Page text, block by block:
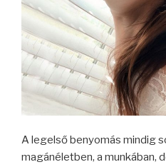
A legelső benyomás mindig
magánéletben, a munkában,